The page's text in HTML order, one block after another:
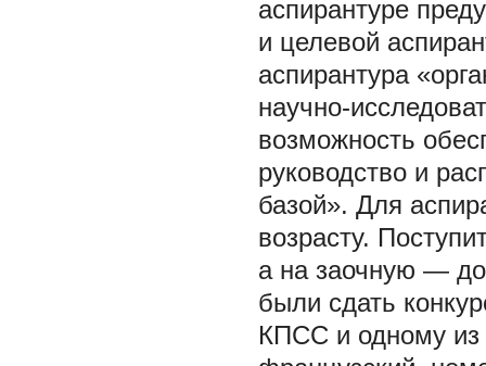
аспирантуре
и целевой
аспирантура
научно-
возможность
руководство и
базой». Для
возрасту.
а на заочную —
были сдать
КПСС и одному из